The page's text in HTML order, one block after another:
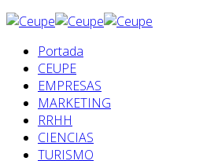
Portada
CEUPE
EMPRESAS
MARKETING
RRHH
CIENCIAS
TURISMO